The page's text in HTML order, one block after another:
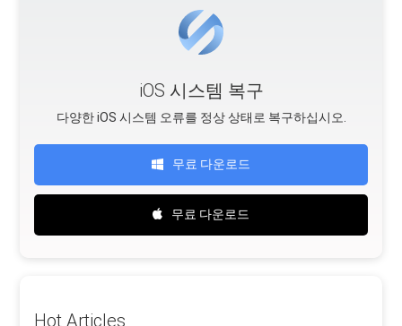
iOS 시스템 복구
다양한 iOS 시스템 오류를 정상 상태로 복구하십시오.
무료 다운로드
무료 다운로드
Hot Articles